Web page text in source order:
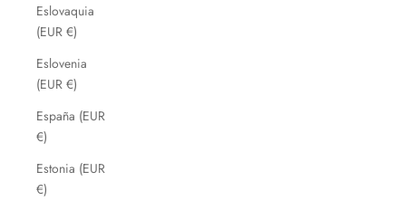
Eslovaquia
(EUR €)
Eslovenia
(EUR €)
España (EUR
€)
Estonia (EUR
€)